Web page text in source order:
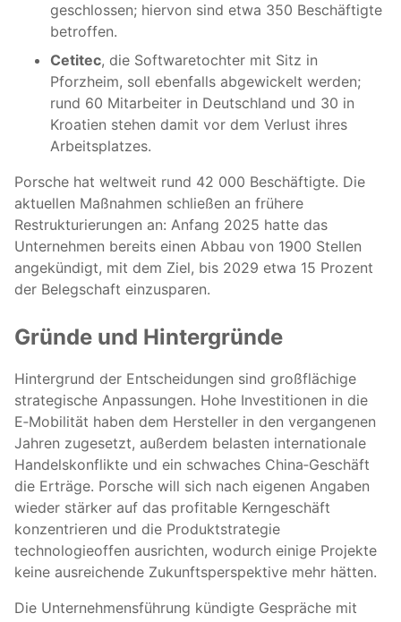
geschlossen; hiervon sind etwa 350 Beschäftigte
betroffen.
Cetitec, die Softwaretochter mit Sitz in
Pforzheim, soll ebenfalls abgewickelt werden;
rund 60 Mitarbeiter in Deutschland und 30 in
Kroatien stehen damit vor dem Verlust ihres
Arbeitsplatzes.
Porsche hat weltweit rund 42 000 Beschäftigte. Die
aktuellen Maßnahmen schließen an frühere
Restrukturierungen an: Anfang 2025 hatte das
Unternehmen bereits einen Abbau von 1900 Stellen
angekündigt, mit dem Ziel, bis 2029 etwa 15 Prozent
der Belegschaft einzusparen.
Gründe und Hintergründe
Hintergrund der Entscheidungen sind großflächige
strategische Anpassungen. Hohe Investitionen in die
E‑Mobilität haben dem Hersteller in den vergangenen
Jahren zugesetzt, außerdem belasten internationale
Handelskonflikte und ein schwaches China‑Geschäft
die Erträge. Porsche will sich nach eigenen Angaben
wieder stärker auf das profitable Kerngeschäft
konzentrieren und die Produktstrategie
technologieoffen ausrichten, wodurch einige Projekte
keine ausreichende Zukunftsperspektive mehr hätten.
Die Unternehmensführung kündigte Gespräche mit